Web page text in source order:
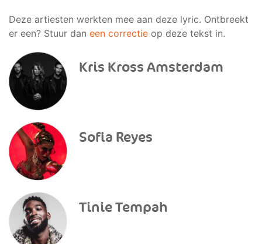
Deze artiesten werkten mee aan deze lyric. Ontbreekt
er een? Stuur dan een correctie op deze tekst in.
Kris Kross Amsterdam
Sofia Reyes
Tinie Tempah